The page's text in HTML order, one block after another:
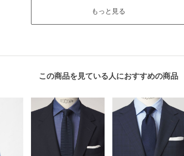
もっと見る
この商品を見ている人におすすめの商品